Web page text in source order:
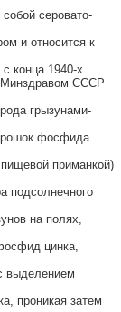
серовато-
и относится к
конца 1940-х
Минздравом СССР
грызунами-
фосфида
приманкой)
подсолнечного
на полях,
цинка,
выделением
проникая затем